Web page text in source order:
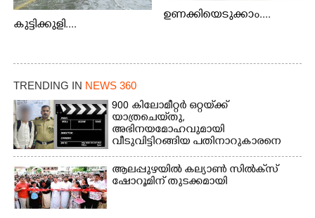
കുട്ടിക്കുളി....
ഉണക്കിയെടുക്കാം....
TRENDING IN NEWS 360
900 കിലോമീറ്റർ ഒറ്റയ്‌ക്ക്
യാത്രചെ‌യ്‌തു,​
അഭിനയമോഹവുമായി
വീടുവിട്ടിറങ്ങിയ പതിനാറുകാരനെ
കണ്ടെത്തിയത് ഫിലിം സിറ്റിയിൽ
ആലപ്പുഴയിൽ കല്യാൺ സിൽക്‌സ്
ഷോറൂമിന് തുടക്കമായി